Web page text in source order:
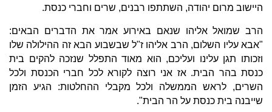
היישוב מרום יהודה, השתתפו רבנים, שרים וחברי כנסת.
הרב שמואל אליהו שנאם באירוע אמר את הדברים הבאים:
"אבא עליו השלום, הרב אליהו ז"ל שבשבוע הבא זה ההילולה שלו
וזכותו תגן עלינו ועליכם, הוא מאוד התפלל שנזכה להקים בית
כנסת בהר הבית. אז אני רוצה לקורא לכל חברי הכנסת ולכל
השרים, לראש הממשלה ולכל מקבלי ההחלטות: הגיע הזמן
שייבנה בית כנסת על הר הבית".